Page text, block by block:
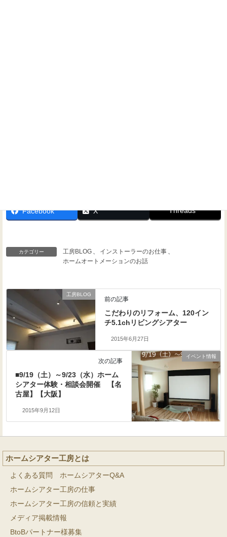
Facebook X Threads
カテゴリー 工房BLOG 、 インストーラーのお仕事 、
ホームオートメーションのお話
工房BLOG
前の記事
こだわりのリフォーム、120イン
チ5.1chリビングシアター
2015年6月27日
イベント情報
次の記事
■9/19（土）～9/23（水）ホーム
シアター体験・相談会開催 【名
古屋】【大阪】
2015年9月12日
ホームシアター工房とは
よくある質問 ホームシアターQ&A
ホームシアター工房の仕事
ホームシアター工房の信頼と実績
メディア掲載情報
BtoBパートナー様募集